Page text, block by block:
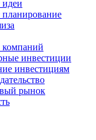
идеи
планирование
инвестиции
инвестициям
рынок